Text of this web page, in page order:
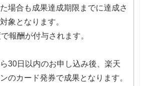
場合も成果達成期限までに達成さ
象となります。
報酬が付与されます。
30日以内のお申し込み後、楽天
のカード発券で成果となります。